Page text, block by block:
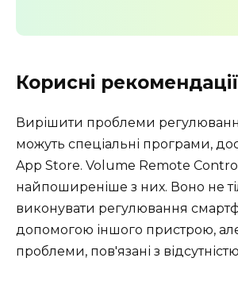
Корисні рекомендації
Вирішити проблеми
можуть спеціальні програми,
App Store. Volume Remote
найпоширеніше з них. Воно не
виконувати регулювання
допомогою іншого пристрою,
проблеми, пов'язані з